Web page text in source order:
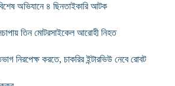
অভিযানে ৪ ছিনতাইকারি আটক
তিন মোটরসাইকেল আরোহী নিহত
নিরপেক্ষ করতে, চাকরির ইন্টারভিউ নেবে রোবট